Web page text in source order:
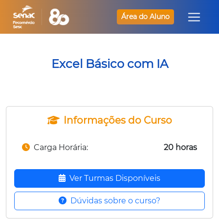
Área do Aluno
Excel Básico com IA
Informações do Curso
Carga Horária: 20 horas
Ver Turmas Disponíveis
Dúvidas sobre o curso?